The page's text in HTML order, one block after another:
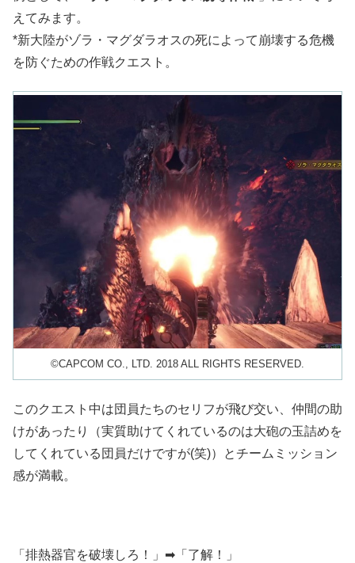
えてみます。
*新大陸がゾラ・マグダラオスの死によって崩壊する危機
を防ぐための作戦クエスト。
©CAPCOM CO., LTD. 2018 ALL RIGHTS RESERVED.
このクエスト中は団員たちのセリフが飛び交い、仲間の助
けがあったり（実質助けてくれているのは大砲の玉詰めを
してくれている団員だけですが(笑)）とチームミッション
感が満載。
「排熱器官を破壊しろ！」➡「了解！」